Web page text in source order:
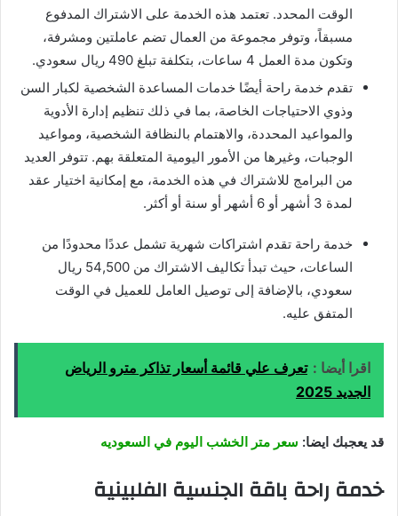
الوقت المحدد. تعتمد هذه الخدمة على الاشتراك المدفوع
مسبقاً، وتوفر مجموعة من العمال تضم عاملتين ومشرفة،
وتكون مدة العمل 4 ساعات، بتكلفة تبلغ 490 ريال سعودي.
تقدم خدمة راحة أيضًا خدمات المساعدة الشخصية لكبار السن
وذوي الاحتياجات الخاصة، بما في ذلك تنظيم إدارة الأدوية
والمواعيد المحددة، والاهتمام بالنظافة الشخصية، ومواعيد
الوجبات، وغيرها من الأمور اليومية المتعلقة بهم. تتوفر العديد
من البرامج للاشتراك في هذه الخدمة، مع إمكانية اختيار عقد
لمدة 3 أشهر أو 6 أشهر أو سنة أو أكثر.
خدمة راحة تقدم اشتراكات شهرية تشمل عددًا محدودًا من
الساعات، حيث تبدأ تكاليف الاشتراك من 54,500 ريال
سعودي، بالإضافة إلى توصيل العامل للعميل في الوقت
المتفق عليه.
اقرا أيضا : تعرف علي قائمة أسعار تذاكر مترو الرياض
الجديد 2025
قد يعجبك ايضا: سعر متر الخشب اليوم في السعوديه
خدمة راحة باقة الجنسية الفلبينية